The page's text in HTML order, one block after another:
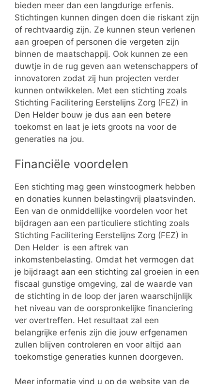
bieden meer dan een langdurige erfenis.
Stichtingen kunnen dingen doen die riskant zijn
of rechtvaardig zijn. Ze kunnen steun verlenen
aan groepen of personen die vergeten zijn
binnen de maatschappij. Ook kunnen ze een
duwtje in de rug geven aan wetenschappers of
innovatoren zodat zij hun projecten verder
kunnen ontwikkelen. Met een stichting zoals
Stichting Facilitering Eerstelijns Zorg (FEZ) in
Den Helder bouw je dus aan een betere
toekomst en laat je iets groots na voor de
generaties na jou.
Financiële voordelen
Een stichting mag geen winstoogmerk hebben
en donaties kunnen belastingvrij plaatsvinden.
Een van de onmiddellijke voordelen voor het
bijdragen aan een particuliere stichting zoals
Stichting Facilitering Eerstelijns Zorg (FEZ) in
Den Helder is een aftrek van
inkomstenbelasting. Omdat het vermogen dat
je bijdraagt aan een stichting zal groeien in een
fiscaal gunstige omgeving, zal de waarde van
de stichting in de loop der jaren waarschijnlijk
het niveau van de oorspronkelijke financiering
ver overtreffen. Het resultaat zal een
belangrijke erfenis zijn die jouw erfgenamen
zullen blijven controleren en voor altijd aan
toekomstige generaties kunnen doorgeven.
Meer informatie vind u op de website van de